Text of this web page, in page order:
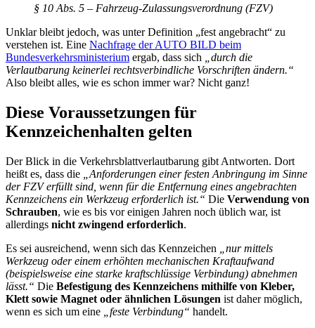
§ 10 Abs. 5 – Fahrzeug-Zulassungsverordnung (FZV)
Unklar bleibt jedoch, was unter Definition „fest angebracht“ zu
verstehen ist. Eine Nachfrage der AUTO BILD beim
Bundesverkehrsministerium ergab, dass sich
„durch die
Verlautbarung keinerlei rechtsverbindliche Vorschriften ändern.“
Also bleibt alles, wie es schon immer war? Nicht ganz!
Diese Voraussetzungen für
Kennzeichenhalten gelten
Der Blick in die Verkehrsblattverlautbarung gibt Antworten. Dort
heißt es, dass die
„Anforderungen einer festen Anbringung im Sinne
der FZV erfüllt sind, wenn für die Entfernung eines angebrachten
Kennzeichens ein Werkzeug erforderlich ist.“ Die Verwendung von
Schrauben, wie es bis vor einigen Jahren noch üblich war, ist
allerdings nicht zwingend erforderlich.
Es sei ausreichend, wenn sich das Kennzeichen
„nur mittels
Werkzeug oder einem erhöhten mechanischen Kraftaufwand
(beispielsweise eine starke kraftschlüssige Verbindung) abnehmen
lässt.“ Die Befestigung des Kennzeichens mithilfe von Kleber,
Klett sowie Magnet oder ähnlichen Lösungen ist daher möglich,
wenn es sich um eine
„feste Verbindung“ handelt.